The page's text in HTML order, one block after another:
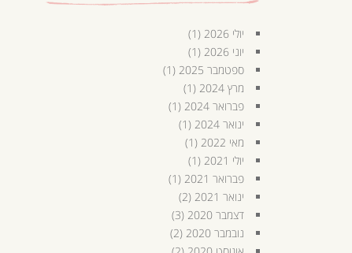
יולי 2026
(1)
יוני 2026
(1)
ספטמבר 2025
(1)
מרץ 2024
(1)
פברואר 2024
(1)
ינואר 2024
(1)
מאי 2022
(1)
יולי 2021
(1)
פברואר 2021
(1)
ינואר 2021
(2)
דצמבר 2020
(3)
נובמבר 2020
(2)